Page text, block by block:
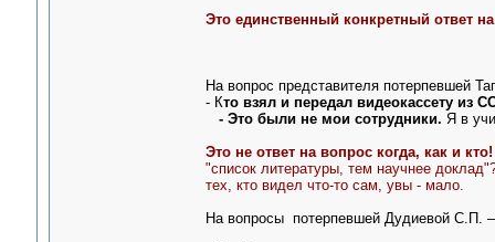
Это единственный конкретный ответ
На вопрос представителя потерпевшей
- Кто взял и передал видеокассету из
- Это были не мои сотрудники. Я в
Это не ответ на вопрос когда, как и кто!
"список литературы, тем научнее
тех, кто видел что-то сам, увы - мало.
На вопросы потерпевшей Дудиевой С.П.